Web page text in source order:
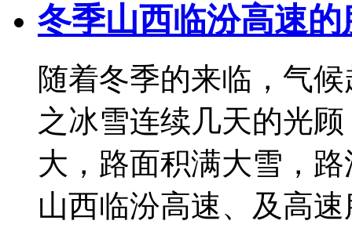
冬季山西临汾高速
随着冬季的来临，气
之冰雪连续几天的光
大，路面积满大雪，
山西临汾高速、及高